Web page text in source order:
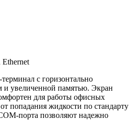
с горизонтально
увеличенной памятью. Экран
для работы офисных
попадания жидкости по стандарту
порта позволяют надежно